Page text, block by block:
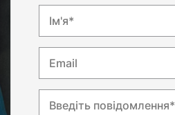
Ім'я*
Email
Введіть повідомлення*